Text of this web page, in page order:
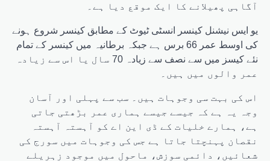
آگاہی پھیلانے کا ایک موقع دیا ہے۔
یو ایس نیشنل کینسر انسٹی ٹیوٹ کے مطابق کینسر شروع ہونے
کی اوسط عمر 66 برس ہے جبکہ برطانیہ میں کینسر کے تمام
نئے کیسز میں سے نصف سے زیادہ 70 سال یا اس سے زیادہ
عمر والوں میں ہیں۔
اس کی بہت سی وجوہات ہیں۔ سب سے پہلی اور آسان
وجہ یہ ہے کہ جیسے جیسے ہماری عمر بڑھتی جاتی
ہے، ہمارے خلیات کے ڈی این اے کو آہستہ آہستہ
نقصان پہنچتا جاتا ہے جس کی وجوہات میں سورج کی
شعائیں، دائمی سوزش، ماحول میں موجود زہریلے